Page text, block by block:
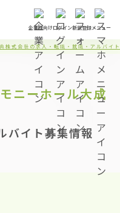
企業様向けログイン新規登録メニュー
株式会社の求人・転職・就職・アルバイ
ニーホール大成
バイト募集情報